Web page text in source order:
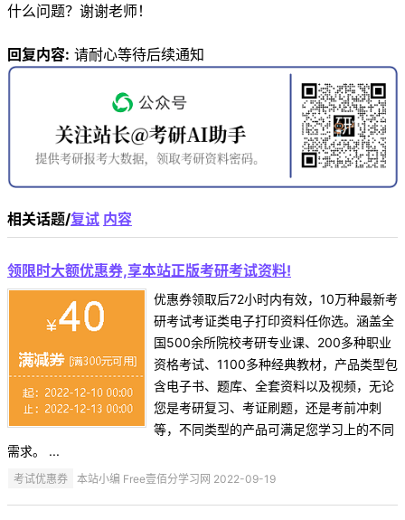
什么问题？谢谢老师！
回复内容: 请耐心等待后续通知
相关话题/复试 内容
领限时大额优惠券,享本站正版考研考试资料!
优惠券领取后72小时内有效，10万种最新考
研考试考证类电子打印资料任你选。涵盖全
国500余所院校考研专业课、200多种职业
资格考试、1100多种经典教材，产品类型包
含电子书、题库、全套资料以及视频，无论
您是考研复习、考证刷题，还是考前冲刺
等，不同类型的产品可满足您学习上的不同
需求。 ...
考试优惠券 本站小编 Free壹佰分学习网 2022-09-19